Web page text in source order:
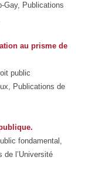
Gay, Publications
au prisme de
public
Publications de
fondamental,
de l’Université